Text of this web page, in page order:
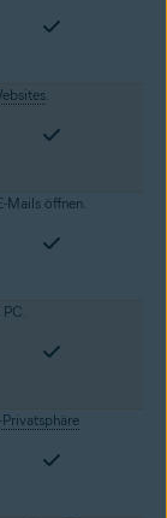
.
Mails öffnen.